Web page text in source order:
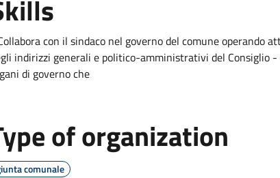
con il sindaco nel governo del comune operando
indirizzi generali e politico-amministrativi del
di governo che
of organization
comunale